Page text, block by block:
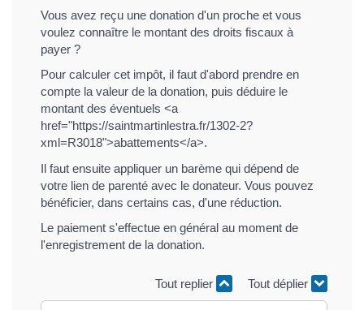
Vous avez reçu une donation d'un proche et vous
voulez connaître le montant des droits fiscaux à
payer ?
Pour calculer cet impôt, il faut d'abord prendre en
compte la valeur de la donation, puis déduire le
montant des éventuels <a
href="https://saintmartinlestra.fr/1302-2?
xml=R3018">abattements</a>.
Il faut ensuite appliquer un barème qui dépend de
votre lien de parenté avec le donateur. Vous pouvez
bénéficier, dans certains cas, d'une réduction.
Le paiement s'effectue en général au moment de
l'enregistrement de la donation.
Tout replier Tout déplier